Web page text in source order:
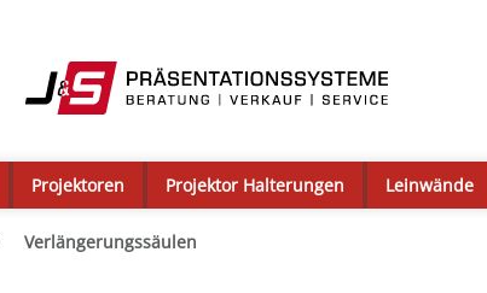
Projektoren Projektor Halterungen Leinwände
Verlängerungssäulen